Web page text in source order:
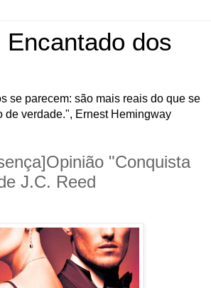
Encantado dos
se parecem: são mais reais do que se
de verdade.", Ernest Hemingway
"Conquista
J.C. Reed